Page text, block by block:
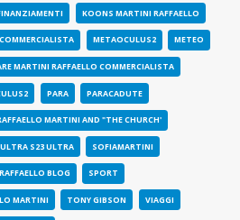
KOONS MARTINI RAFFAELLO
METAOCULUS2 METEO
MARTINI RAFFAELLO COMMERCIALISTA
PARA PARACADUTE
MARTINI AND "THE CHURCH'
S23 ULTRA SOFIAMARTINI
BLOG SPORT
MARTINI TONY GIBSON VIAGGI